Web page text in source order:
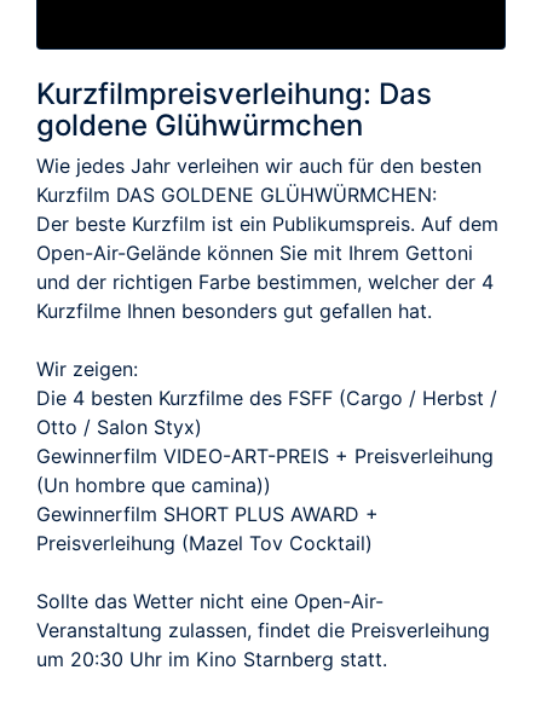
Kurzfilmpreisverleihung: Das
goldene Glühwürmchen
Wie jedes Jahr verleihen wir auch für den besten
Kurzfilm DAS GOLDENE GLÜHWÜRMCHEN:
Der beste Kurzfilm ist ein Publikumspreis. Auf dem
Open-Air-Gelände können Sie mit Ihrem Gettoni
und der richtigen Farbe bestimmen, welcher der 4
Kurzfilme Ihnen besonders gut gefallen hat.
Wir zeigen:
Die 4 besten Kurzfilme des FSFF (Cargo / Herbst /
Otto / Salon Styx)
Gewinnerfilm VIDEO-ART-PREIS + Preisverleihung
(Un hombre que camina))
Gewinnerfilm SHORT PLUS AWARD +
Preisverleihung (Mazel Tov Cocktail)
Sollte das Wetter nicht eine Open-Air-
Veranstaltung zulassen, findet die Preisverleihung
um 20:30 Uhr im Kino Starnberg statt.